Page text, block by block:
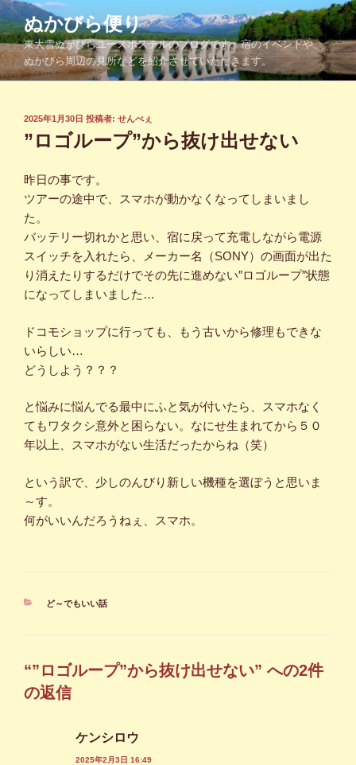
コ
ン
テ
ン
ツ
ぬかびら便り
東大雪ぬかびらユースホステルのブログです。宿のイベントや、
ぬかびら周辺の見所などを紹介させていただきます。
投
稿
2025年1月30日 投稿者: せんべぇ
”ロゴループ”から抜け出せない
昨日の事です。
ツアーの途中で、スマホが動かなくなってしまいまし
た。
バッテリー切れかと思い、宿に戻って充電しながら電源
スイッチを入れたら、メーカー名（SONY）の画面が出た
り消えたりするだけでその先に進めない″ロゴループ″状態
になってしまいました…
ドコモショップに行っても、もう古いから修理もできな
いらしい…
どうしよう？？？
と悩みに悩んでる最中にふと気が付いたら、スマホなく
てもワタクシ意外と困らない。なにせ生まれてから５０
年以上、スマホがない生活だったからね（笑）
という訳で、少しのんびり新しい機種を選ぼうと思いま
～す。
何がいいんだろうねぇ、スマホ。
カ
ど～でもいい話
“”ロゴループ”から抜け出せない” への2件
の返信
ケンシロウ
2025年2月3日 16:49